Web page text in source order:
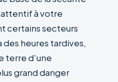
à votre
certains secteurs
des heures tardives,
terre d’une
grand danger